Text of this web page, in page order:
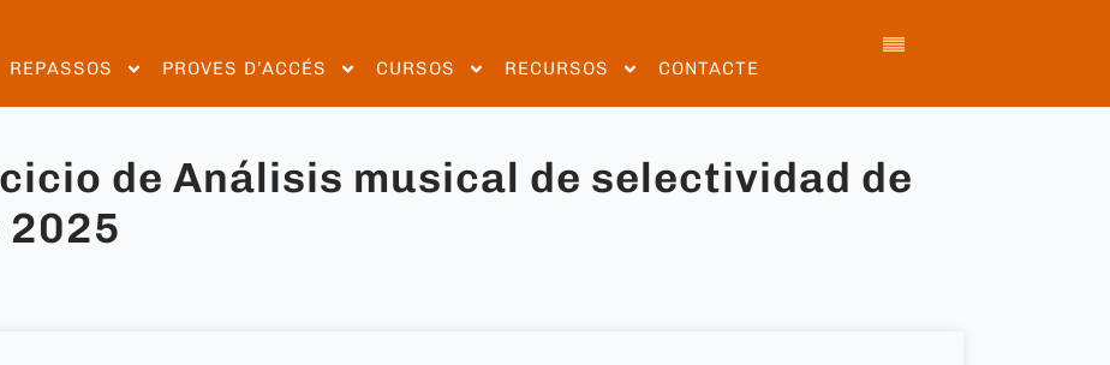
REPASSOS PROVES D’ACCÉS CURSOS RECURSOS CONTACTE
de Análisis musical de selectividad de
2025